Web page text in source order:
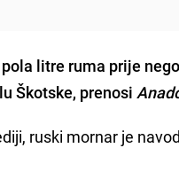
litre ruma prije
Škotske, prenosi
ruski mornar je